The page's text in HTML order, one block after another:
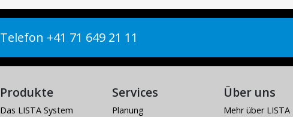
Telefon +41 71 649 21 11
Produkte
Das LISTA System
Services
Planung
Über uns
Mehr über LISTA